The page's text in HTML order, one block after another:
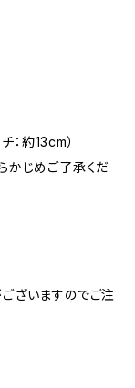
：約13cm）
かじめご了承くだ
ざいますのでご注